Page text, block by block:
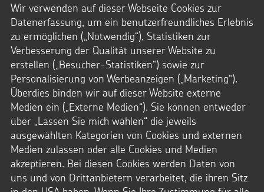
Dateityp: PDF
Dateigröße: 2,3 MB
© Composing ReclameBüro unter Verwendung von © iStockphoto /
Kindermissionswerk
Downloads
PDF-Datei
Wir verwenden auf dieser Webseite Cookies zur
Datenerfassung, um ein benutzerfreundliches Erlebnis
zu ermöglichen („Notwendig“), Statistiken zur
Verbesserung der Qualität unserer Website zu
erstellen („Besucher-Statistiken“) sowie zur
Personalisierung von Werbeanzeigen („Marketing“).
Überdies binden wir auf dieser Website externe
Medien ein („Externe Medien“). Sie können entweder
über „Lassen Sie mich wählen“ die jeweils
ausgewählten Kategorien von Cookies und externen
Medien zulassen oder alle Cookies und Medien
akzeptieren. Bei diesen Cookies werden Daten von
uns und von Drittanbietern verarbeitet, die ihren Sitz